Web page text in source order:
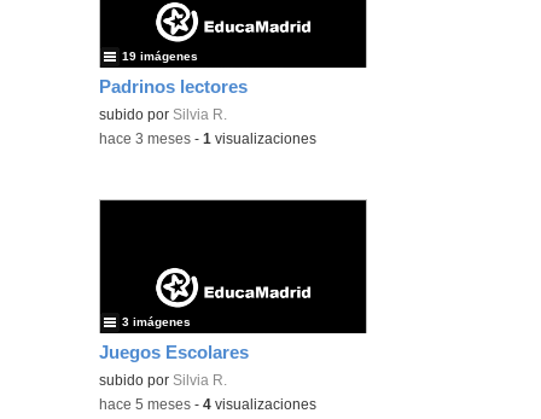
Padrinos lectores
subido por Silvia R.
19 imágenes
-hace 3 meses -1 visualizaciones
Juegos Escolares
subido por Silvia R.
3 imágenes
-hace 5 meses -4 visualizaciones